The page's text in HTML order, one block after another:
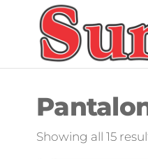
content
Showing all 15